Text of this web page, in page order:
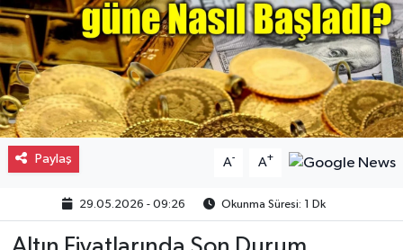
Paylaş A- A+
29.05.2026 - 09:26 Okunma Süresi: 1 Dk
Eğitim